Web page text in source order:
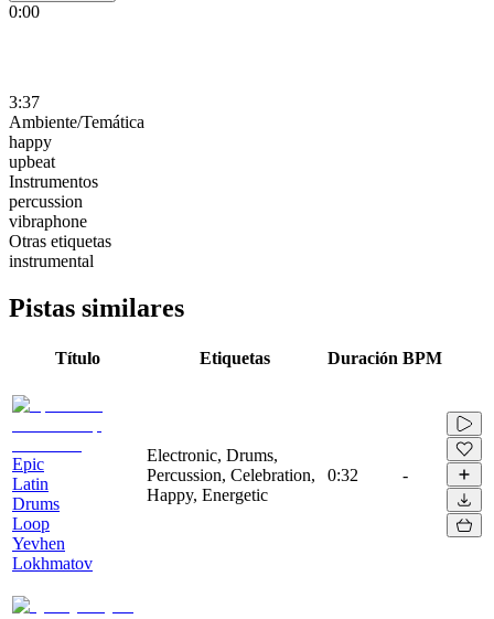
0:00
3:37
Ambiente/Temática
happy
upbeat
Instrumentos
percussion
vibraphone
Otras etiquetas
instrumental
Pistas similares
Título Etiquetas Duración BPM
Epic
Latin
Drums
Loop
Yevhen
Lokhmatov
Electronic, Drums,
Percussion, Celebration,
Happy, Energetic
0:32 -